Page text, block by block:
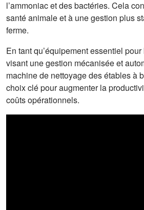
l’ammoniac et des bactéries. Cela
santé animale et à une gestion plus
ferme.
En tant qu’équipement essentiel
visant une gestion mécanisée et
machine de nettoyage des étables à
choix clé pour augmenter la
coûts opérationnels.